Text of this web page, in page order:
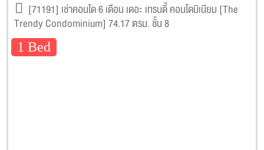
[71191] เช่าคอนโด 6 เดือน เดอะ เทรนดี้ คอนโดมิเนียม [The
Trendy Condominium] 74.17 ตรม. ชั้น 8
1 Bed